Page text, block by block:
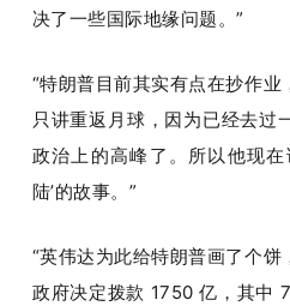
决了一些国际地缘问题。”
“特朗普目前其实有点在抄作
只讲重返月球，因为已经去过
政治上的高峰了。所以他现
陆’的故事。”
“英伟达为此给特朗普画了个
政府决定拨款 1750 亿，其中